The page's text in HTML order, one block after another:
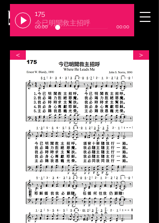
​臺北基督徒聚會處
175
今已明聞救主招呼
00:00 00:00
＜ ＞